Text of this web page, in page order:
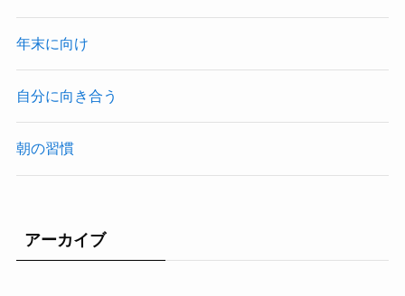
年末に向け
自分に向き合う
朝の習慣
アーカイブ